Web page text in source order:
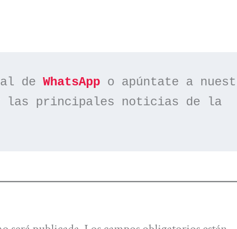
de WhatsApp
las principales noticias de la